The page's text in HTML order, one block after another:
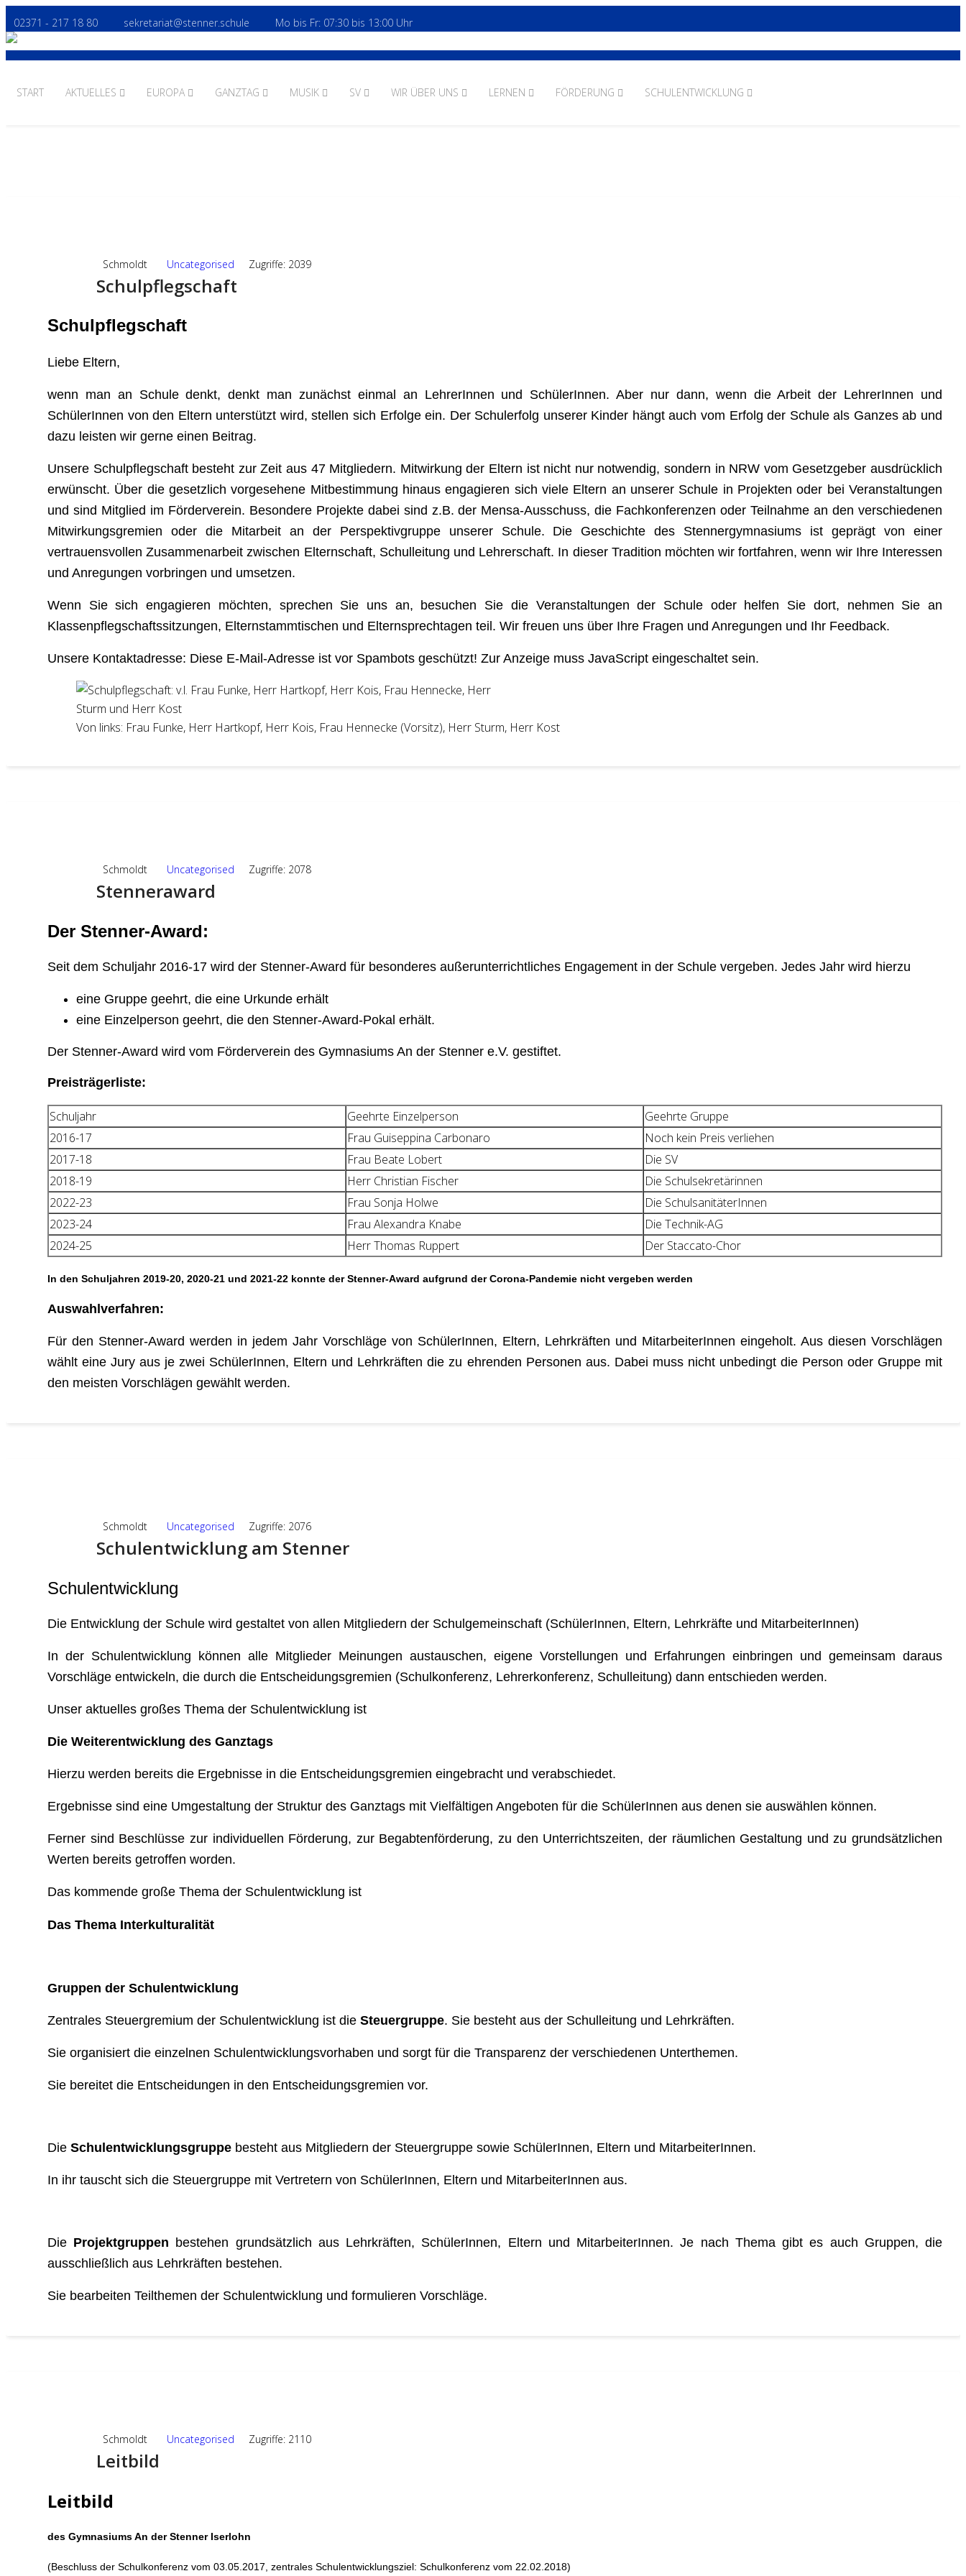
02371 - 217 18 80 sekretariat@stenner.schule Mo bis Fr: 07:30 bis 13:00 Uhr
START AKTUELLES EUROPA GANZTAG MUSIK SV WIR ÜBER UNS LERNEN FÖRDERUNG SCHULENTWICKLUNG
Schmoldt Uncategorised Zugriffe: 2039
Schulpflegschaft
Schulpflegschaft
Liebe Eltern,
wenn man an Schule denkt, denkt man zunächst einmal an LehrerInnen und SchülerInnen. Aber nur dann, wenn die Arbeit der LehrerInnen und
SchülerInnen von den Eltern unterstützt wird, stellen sich Erfolge ein. Der Schulerfolg unserer Kinder hängt auch vom Erfolg der Schule als Ganzes ab und
dazu leisten wir gerne einen Beitrag.
Unsere Schulpflegschaft besteht zur Zeit aus 47 Mitgliedern. Mitwirkung der Eltern ist nicht nur notwendig, sondern in NRW vom Gesetzgeber ausdrücklich
erwünscht. Über die gesetzlich vorgesehene Mitbestimmung hinaus engagieren sich viele Eltern an unserer Schule in Projekten oder bei Veranstaltungen
und sind Mitglied im Förderverein. Besondere Projekte dabei sind z.B. der Mensa-Ausschuss, die Fachkonferenzen oder Teilnahme an den verschiedenen
Mitwirkungsgremien oder die Mitarbeit an der Perspektivgruppe unserer Schule. Die Geschichte des Stennergymnasiums ist geprägt von einer
vertrauensvollen Zusammenarbeit zwischen Elternschaft, Schulleitung und Lehrerschaft. In dieser Tradition möchten wir fortfahren, wenn wir Ihre Interessen
und Anregungen vorbringen und umsetzen.
Wenn Sie sich engagieren möchten, sprechen Sie uns an, besuchen Sie die Veranstaltungen der Schule oder helfen Sie dort, nehmen Sie an
Klassenpflegschaftssitzungen, Elternstammtischen und Elternsprechtagen teil. Wir freuen uns über Ihre Fragen und Anregungen und Ihr Feedback.
Unsere Kontaktadresse: Diese E-Mail-Adresse ist vor Spambots geschützt! Zur Anzeige muss JavaScript eingeschaltet sein.
Von links: Frau Funke, Herr Hartkopf, Herr Kois, Frau Hennecke (Vorsitz), Herr Sturm, Herr Kost
Schmoldt Uncategorised Zugriffe: 2078
Stenneraward
Der Stenner-Award:
Seit dem Schuljahr 2016-17 wird der Stenner-Award für besonderes außerunterrichtliches Engagement in der Schule vergeben. Jedes Jahr wird hierzu
eine Gruppe geehrt, die eine Urkunde erhält
eine Einzelperson geehrt, die den Stenner-Award-Pokal erhält.
Der Stenner-Award wird vom Förderverein des Gymnasiums An der Stenner e.V. gestiftet.
Preisträgerliste:
Schuljahr Geehrte Einzelperson
Geehrte Gruppe
2016-17
Frau Guiseppina Carbonaro
Noch kein Preis verliehen
2017-18
Frau Beate Lobert
Die SV
2018-19
Herr Christian Fischer
Die Schulsekretärinnen
2022-23
Frau Sonja Holwe
Die SchulsanitäterInnen
2023-24
Frau Alexandra Knabe
Die Technik-AG
2024-25
Herr Thomas Ruppert Der Staccato-Chor
In den Schuljahren 2019-20, 2020-21 und 2021-22 konnte der Stenner-Award aufgrund der Corona-Pandemie nicht vergeben werden
Auswahlverfahren:
Für den Stenner-Award werden in jedem Jahr Vorschläge von SchülerInnen, Eltern, Lehrkräften und MitarbeiterInnen eingeholt. Aus diesen Vorschlägen
wählt eine Jury aus je zwei SchülerInnen, Eltern und Lehrkräften die zu ehrenden Personen aus. Dabei muss nicht unbedingt die Person oder Gruppe mit
den meisten Vorschlägen gewählt werden.
Schmoldt Uncategorised Zugriffe: 2076
Schulentwicklung am Stenner
Schulentwicklung
Die Entwicklung der Schule wird gestaltet von allen Mitgliedern der Schulgemeinschaft (SchülerInnen, Eltern, Lehrkräfte und MitarbeiterInnen)
In der Schulentwicklung können alle Mitglieder Meinungen austauschen, eigene Vorstellungen und Erfahrungen einbringen und gemeinsam daraus
Vorschläge entwickeln, die durch die Entscheidungsgremien (Schulkonferenz, Lehrerkonferenz, Schulleitung) dann entschieden werden.
Unser aktuelles großes Thema der Schulentwicklung ist
Die Weiterentwicklung des Ganztags
Hierzu werden bereits die Ergebnisse in die Entscheidungsgremien eingebracht und verabschiedet.
Ergebnisse sind eine Umgestaltung der Struktur des Ganztags mit Vielfältigen Angeboten für die SchülerInnen aus denen sie auswählen können.
Ferner sind Beschlüsse zur individuellen Förderung, zur Begabtenförderung, zu den Unterrichtszeiten, der räumlichen Gestaltung und zu grundsätzlichen
Werten bereits getroffen worden.
Das kommende große Thema der Schulentwicklung ist
Das Thema Interkulturalität
Gruppen der Schulentwicklung
Zentrales Steuergremium der Schulentwicklung ist die Steuergruppe. Sie besteht aus der Schulleitung und Lehrkräften.
Sie organisiert die einzelnen Schulentwicklungsvorhaben und sorgt für die Transparenz der verschiedenen Unterthemen.
Sie bereitet die Entscheidungen in den Entscheidungsgremien vor.
Die Schulentwicklungsgruppe besteht aus Mitgliedern der Steuergruppe sowie SchülerInnen, Eltern und MitarbeiterInnen.
In ihr tauscht sich die Steuergruppe mit Vertretern von SchülerInnen, Eltern und MitarbeiterInnen aus.
Die Projektgruppen bestehen grundsätzlich aus Lehrkräften, SchülerInnen, Eltern und MitarbeiterInnen. Je nach Thema gibt es auch Gruppen, die
ausschließlich aus Lehrkräften bestehen.
Sie bearbeiten Teilthemen der Schulentwicklung und formulieren Vorschläge.
Schmoldt Uncategorised Zugriffe: 2110
Leitbild
Leitbild
des Gymnasiums An der Stenner Iserlohn
(Beschluss der Schulkonferenz vom 03.05.2017, zentrales Schulentwicklungsziel: Schulkonferenz vom 22.02.2018)